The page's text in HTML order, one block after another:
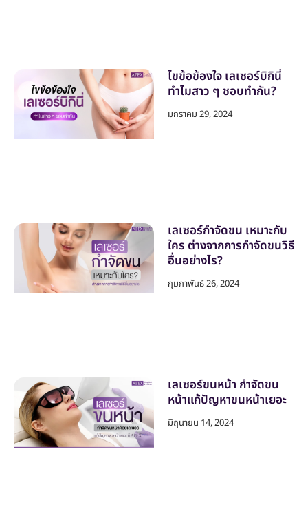
ไขข้อข้องใจ เลเซอร์บิกินี่
ทำไมสาว ๆ ชอบทำกัน?
มกราคม 29, 2024
เลเซอร์กำจัดขน เหมาะกับ
ใคร ต่างจากการกำจัดขนวิธี
อื่นอย่างไร?
กุมภาพันธ์ 26, 2024
เลเซอร์ขนหน้า กำจัดขน
หน้าแก้ปัญหาขนหน้าเยอะ
มิถุนายน 14, 2024